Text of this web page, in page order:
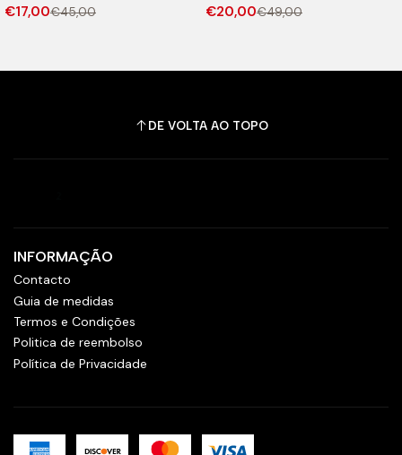
€17,00€45,00
€20,00€49,00
DE VOLTA AO TOPO
INFORMAÇÃO
Contacto
Guia de medidas
Termos e Condições
Politica de reembolso
Política de Privacidade